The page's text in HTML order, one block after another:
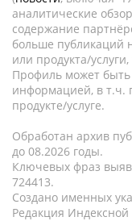
аналитические
содержание
больше публикаций
или продукта/
Профиль может
информацией, в т.ч.
продукте/услуге.
Обработан архив
до 08.2026 годы.
Ключевых фраз
724413.
Создано именных
Редакция Индексной